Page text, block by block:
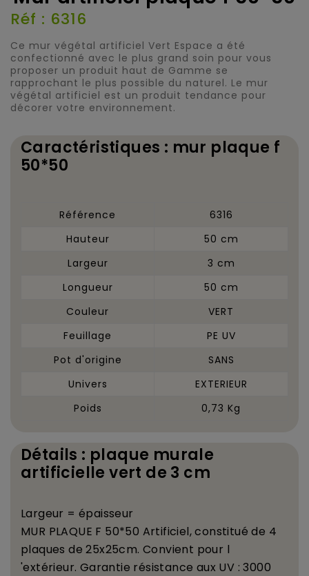
Réf : 6316
Ce mur végétal artificiel Vert Espace a été
confectionné avec le plus grand soin pour vous
proposer un produit haut de Gamme se
rapprochant le plus possible du naturel. Le mur
végétal artificiel est un produit tendance pour
décorer votre environnement.
Caractéristiques : mur plaque f
50*50
Référence
6316
Hauteur
50 cm
Largeur
3 cm
Longueur
50 cm
Couleur
VERT
Feuillage
PE UV
Pot d'origine
SANS
Univers
EXTERIEUR
Poids
0,73 Kg
Détails : plaque murale
artificielle vert de 3 cm
Largeur =épaisseur
MUR PLAQUE F 50*50 Artificiel, constitué de 4
plaques de 25x25cm. Convient pour l
'extérieur. Garantie résistance aux UV : 3000